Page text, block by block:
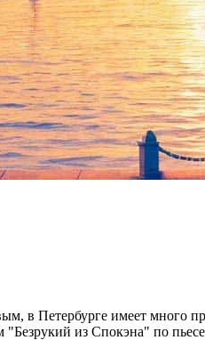
в Петербурге имеет много
"Безрукий из Спокэна" по